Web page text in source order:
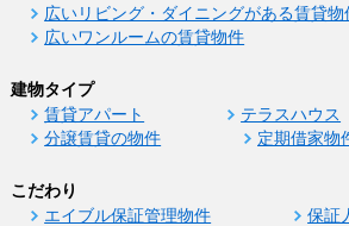
広いリビング・ダイニングがある賃貸物
広いワンルームの賃貸物件
建物タイプ
賃貸アパート テラスハウス
分譲賃貸の物件
定期借家物
こだわり
エイブル保証管理物件 保証